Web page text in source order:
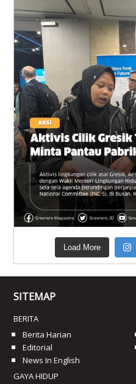
Load More
SITEMAP
BERITA
Berita Harian
Editorial
News In English
GAYA HIDUP